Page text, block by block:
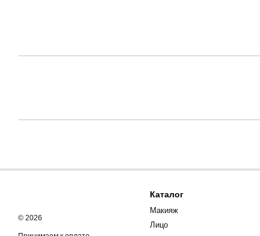
© 2026
Каталог
Макияж
Лицо